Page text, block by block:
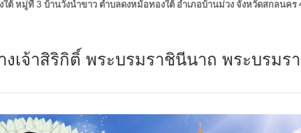
ต้ หมู่ที่ 3 บ้านวังน้ำขาว ตำบลดงหม้อทองใต้ อำเภอบ้านม่วง จังหวัดสกลนค
เจ้าสิริกิติ์ พระบรมราชินีนาถ พระบรมร